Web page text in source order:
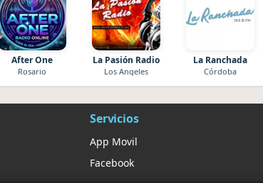
After One
Rosario
La Pasión Radio
Los Angeles
La Ranchada
Córdoba
Servicios
App Movil
Facebook